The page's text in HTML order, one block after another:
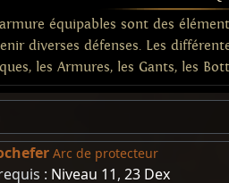
équipables sont des
diverses défenses. Les
les Armures, les Gants, les
Arc de protecteur
: Niveau 11, 23 Dex